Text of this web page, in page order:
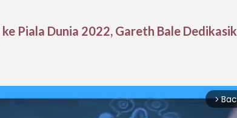
Piala Dunia 2022, Gareth Bale
arrow_forward_ios